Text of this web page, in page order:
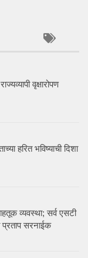
वृक्षारोपण
हरित भविष्याची दिशा
व्यवस्था; सर्व एसटी
प्रताप सरनाईक